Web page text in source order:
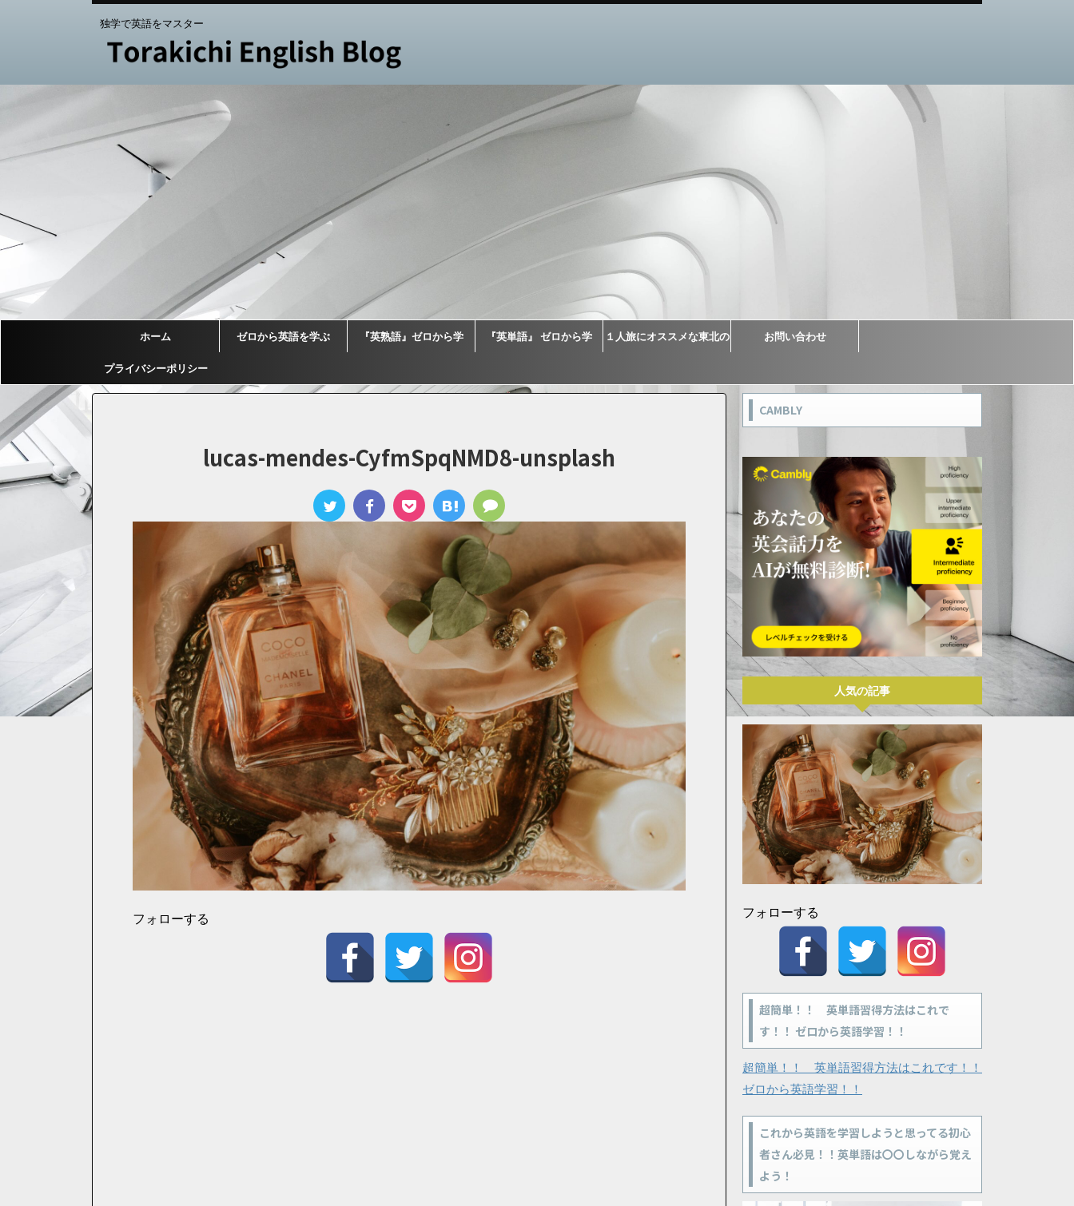
独学で英語をマスター
ホーム ゼロから英語を学ぶ 『英熟語』ゼロから学 『英単語』 ゼロから学 １人旅にオススメな東北の お問い合わせ
プライバシーポリシー
lucas-mendes-CyfmSpqNMD8-unsplash
フォローする
CAMBLY
人気の記事
フォローする
超簡単！！ 英単語習得方法はこれで
す！！ ゼロから英語学習！！
超簡単！！ 英単語習得方法はこれです！！
ゼロから英語学習！！
これから英語を学習しようと思ってる初心
者さん必見！！英単語は〇〇しながら覚え
よう！